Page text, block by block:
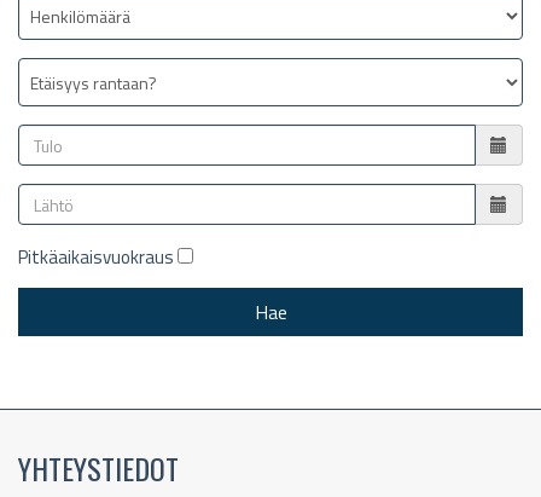
Pitkäaikaisvuokraus
Hae
YHTEYSTIEDOT